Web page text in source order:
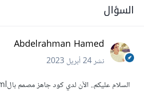
السؤال
Abdelrahman Hamed
نشر24 أبريل 2023
السلام عليكم.. الآن لدي كود جاهز مصمم بالhtml و css